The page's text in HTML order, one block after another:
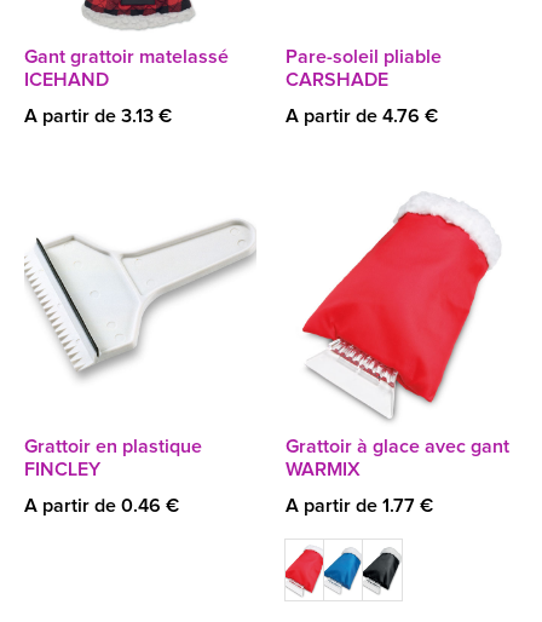
Gant grattoir matelassé
ICEHAND
A partir de 3.13 €
Pare-soleil pliable
CARSHADE
A partir de 4.76 €
Grattoir en plastique
FINCLEY
A partir de 0.46 €
Grattoir à glace avec gant
WARMIX
A partir de 1.77 €